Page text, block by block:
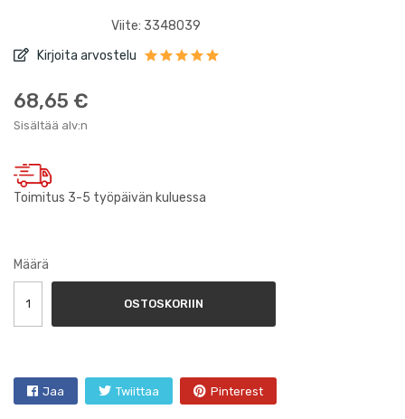
Viite: 3348039
Kirjoita arvostelu
68,65 €
Sisältää alv:n
Toimitus 3-5 työpäivän kuluessa
Määrä
OSTOSKORIIN
Jaa Twiittaa Pinterest